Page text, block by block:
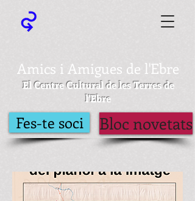
Amics i Amigues de l'Ebre
El Centre Cultural de les Terres de
l'Ebre
Fes-te soci Bloc novetats